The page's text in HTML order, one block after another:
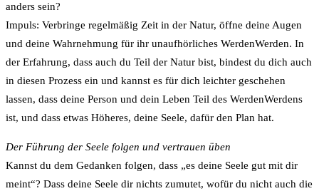
anders sein?
Impuls: Verbringe regelmäßig Zeit in der Natur, öffne deine Augen
und deine Wahrnehmung für ihr unaufhörliches WerdenWerden. In
der Erfahrung, dass auch du Teil der Natur bist, bindest du dich auch
in diesen Prozess ein und kannst es für dich leichter geschehen
lassen, dass deine Person und dein Leben Teil des WerdenWerdens
ist, und dass etwas Höheres, deine Seele, dafür den Plan hat.
Der Führung der Seele folgen und vertrauen üben
Kannst du dem Gedanken folgen, dass „es deine Seele gut mit dir
meint“? Dass deine Seele dir nichts zumutet, wofür du nicht auch die